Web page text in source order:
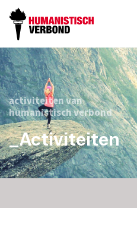
activiteiten van
humanistisch verbond
_Activiteiten